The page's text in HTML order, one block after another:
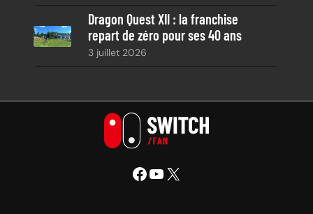
Dragon Quest XII : la franchise
repart de zéro pour ses 40 ans
3 juillet 2026
Facebook YouTube X